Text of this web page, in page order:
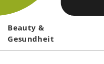
Beauty &
Gesundheit